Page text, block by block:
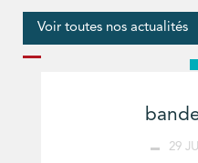
Voir toutes nos actualités
29